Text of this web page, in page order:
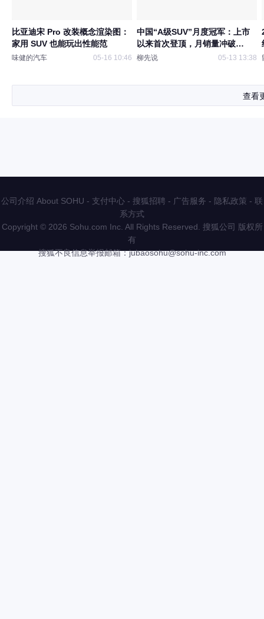
比亚迪宋 Pro 改装概念渲染图：
家用 SUV 也能玩出性能范
味健的汽车 05-16 10:46
中国“A级SUV”月度冠军：上市
以来首次登顶，月销量冲破
15000台
柳先说 05-13 13:38
查看
公司介绍 About SOHU - 支付中心 - 搜狐招聘 - 广告服务 - 隐私政策 - 联
系方式
Copyright © 2026 Sohu.com Inc. All Rights Reserved. 搜狐公司 版权所
有
搜狐不良信息举报邮箱：jubaosohu@sohu-inc.com